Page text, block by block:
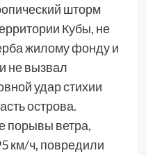
шторм
Кубы, не
жилому фонду и
не вызвал
удар стихии
острова.
порывы ветра,
км/ч, повредили